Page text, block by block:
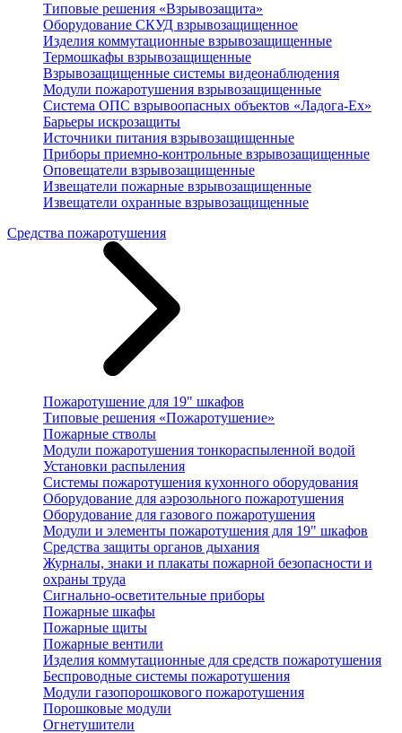
Типовые решения «Взрывозащита»
Оборудование СКУД взрывозащищенное
Изделия коммутационные взрывозащищенные
Термошкафы взрывозащищенные
Взрывозащищенные системы видеонаблюдения
Модули пожаротушения взрывозащищенные
Система ОПС взрывоопасных объектов «Ладога-Ex»
Барьеры искрозащиты
Источники питания взрывозащищенные
Приборы приемно-контрольные взрывозащищенные
Оповещатели взрывозащищенные
Извещатели пожарные взрывозащищенные
Извещатели охранные взрывозащищенные
Средства пожаротушения
Пожаротушение для 19" шкафов
Типовые решения «Пожаротушение»
Пожарные стволы
Модули пожаротушения тонкораспыленной водой
Установки распыления
Системы пожаротушения кухонного оборудования
Оборудование для аэрозольного пожаротушения
Оборудование для газового пожаротушения
Модули и элементы пожаротушения для 19" шкафов
Средства защиты органов дыхания
Журналы, знаки и плакаты пожарной безопасности и
охраны труда
Сигнально-осветительные приборы
Пожарные шкафы
Пожарные щиты
Пожарные вентили
Изделия коммутационные для средств пожаротушения
Беспроводные системы пожаротушения
Модули газопорошкового пожаротушения
Порошковые модули
Огнетушители